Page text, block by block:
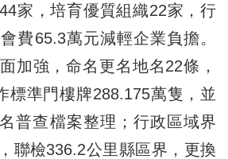
家，培育優質組織22家，行
費65.3萬元減輕企業負擔。
加強，命名更名地名22條，
標準門樓牌288.175萬隻，並
普查檔案整理；行政區域界
聯檢336.2公里縣區界，更換